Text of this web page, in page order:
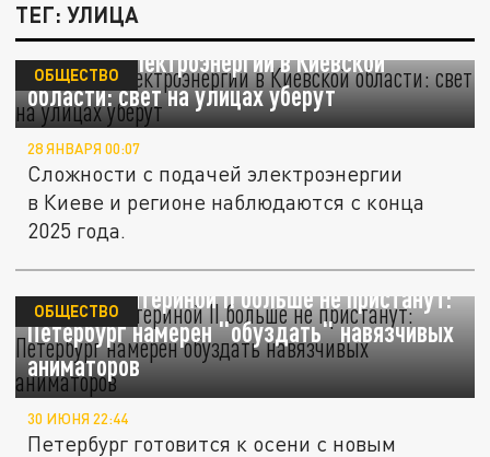
ТЕГ: УЛИЦА
Дефицит электроэнергии в Киевской
области: свет на улицах уберут
ОБЩЕСТВО
28 ЯНВАРЯ 00:07
Сложности с подачей электроэнергии
в Киеве и регионе наблюдаются с конца
2025 года.
Пётр I с Екатериной II больше не пристанут:
Петербург намерен "обуздать" навязчивых
аниматоров
ОБЩЕСТВО
30 ИЮНЯ 22:44
Петербург готовится к осени с новым